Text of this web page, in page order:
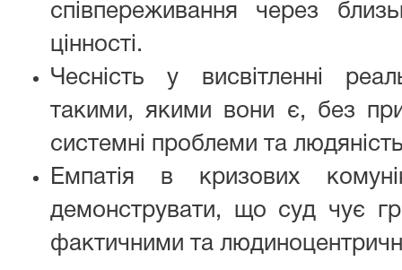
співпереживання через
цінності.
Чесність у висвітленні
такими, якими вони є, без
системні проблеми та
Емпатія в кризових
демонструвати, що суд чує
фактичними та